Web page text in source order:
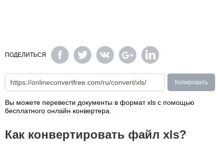
ПОДЕЛИТЬСЯ
Копировать
Вы можете перевести документы в формат xls с помощью
бесплатного онлайн конвертера.
Как конвертировать файл xls?